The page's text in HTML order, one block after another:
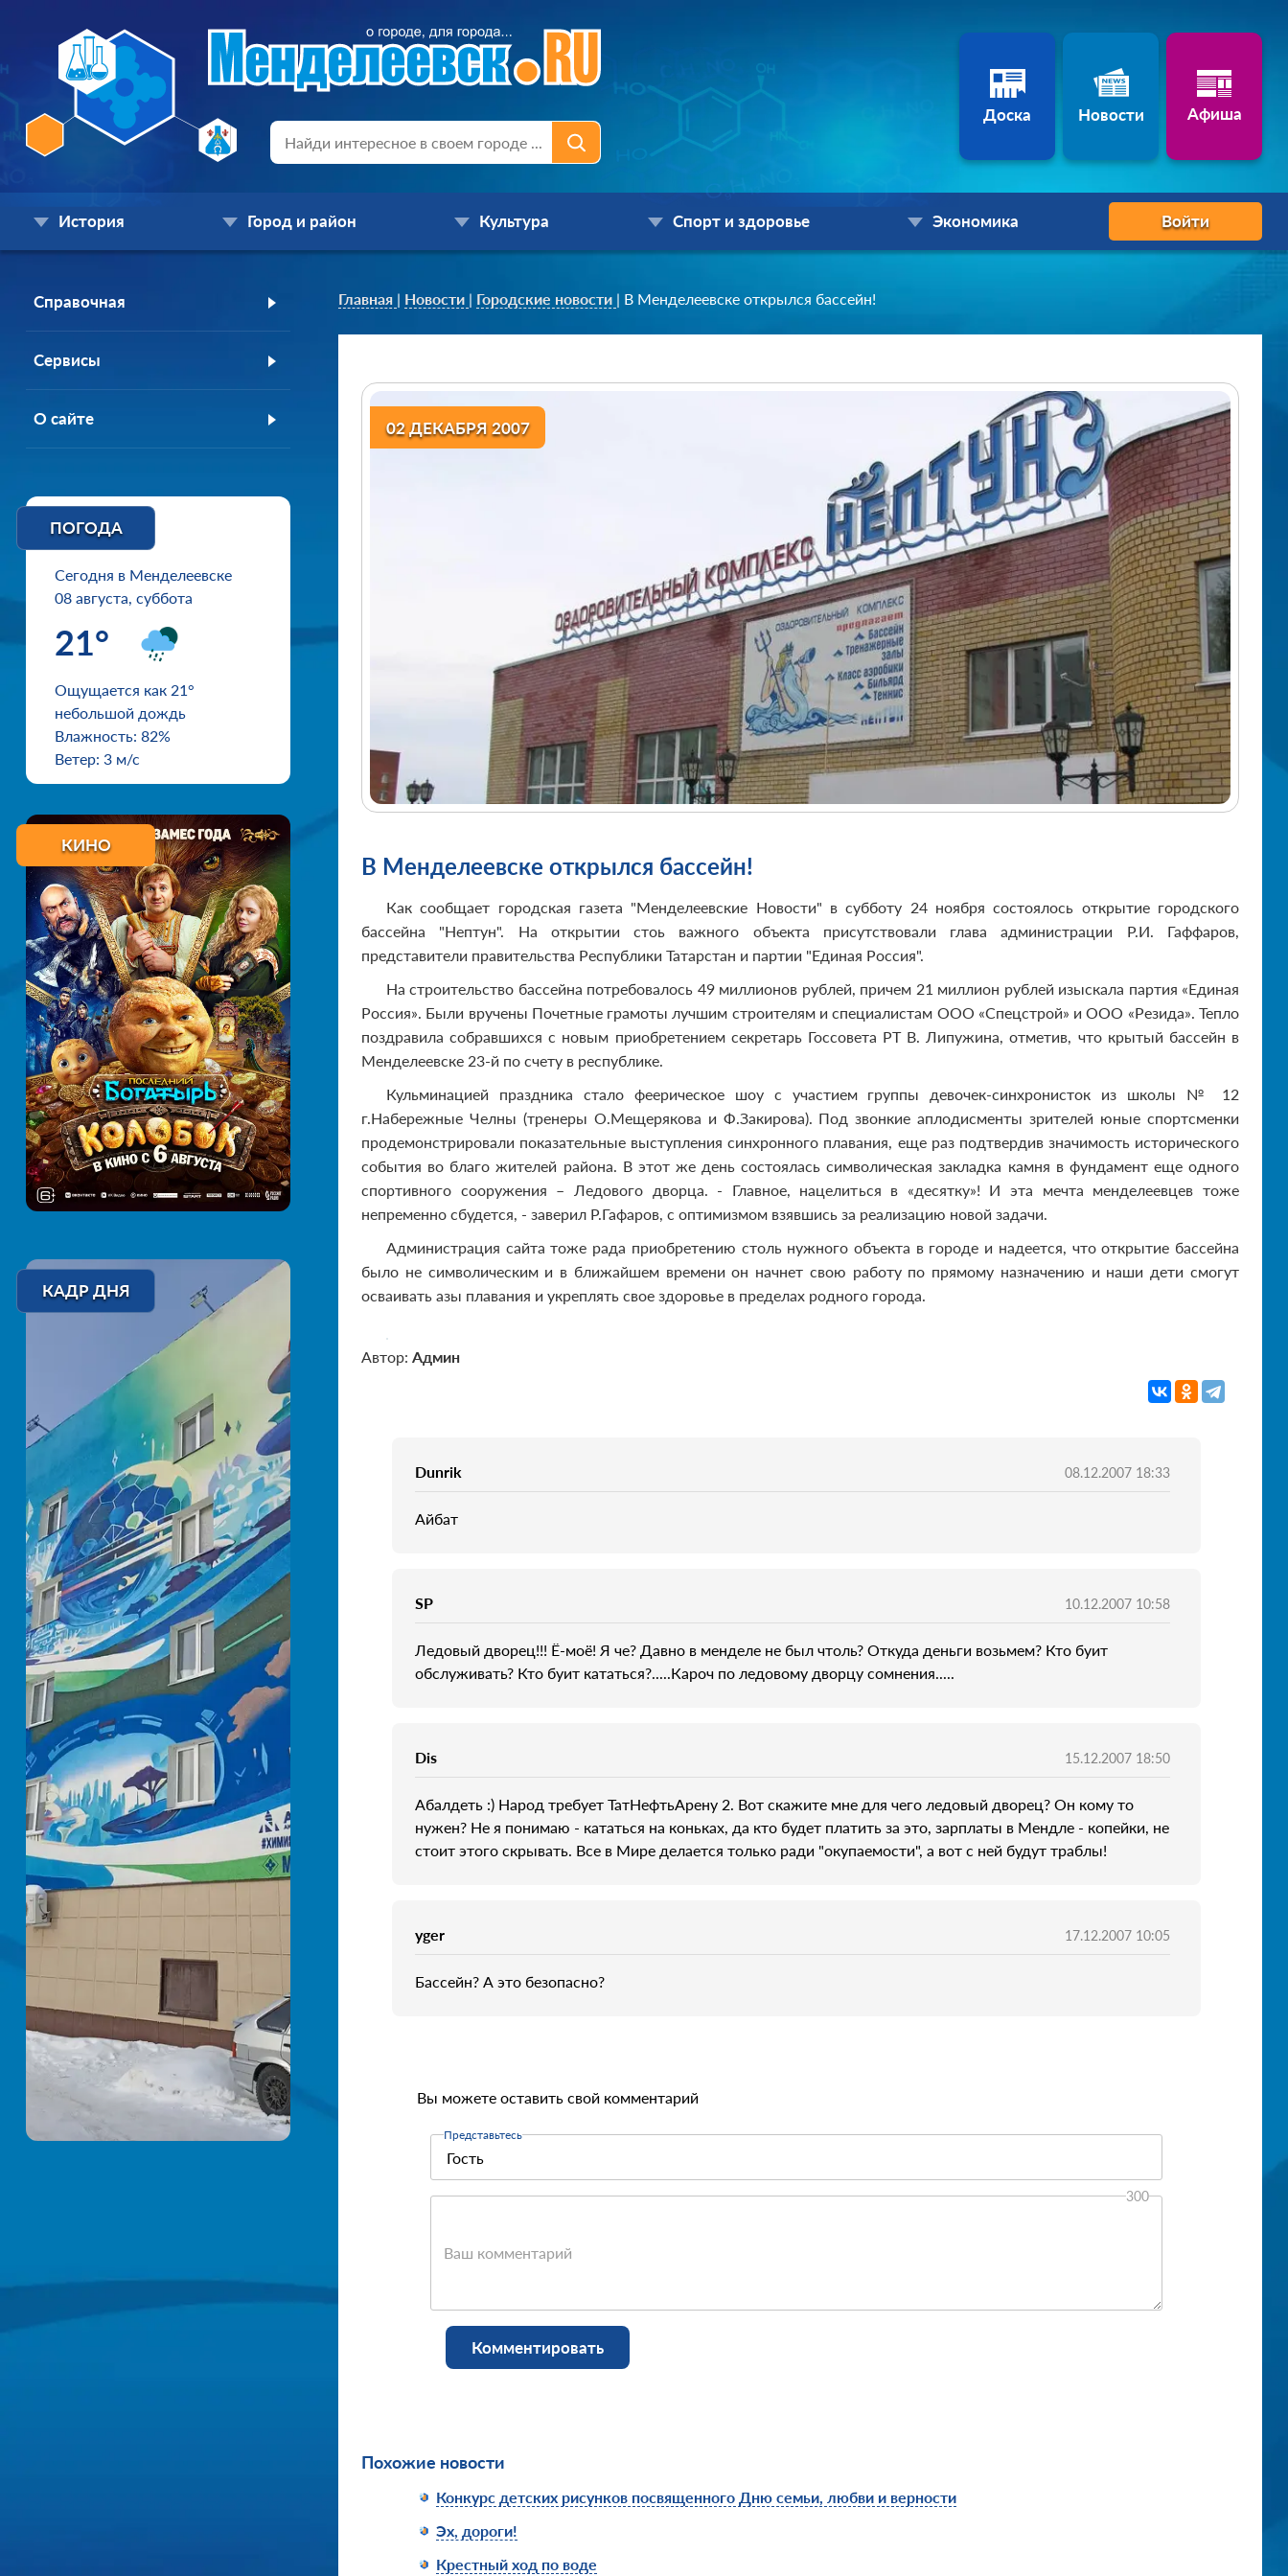
Доска Новости Афиша
История Город и район Культура Спорт и здоровье Экономика Войти
Справочная
Сервисы
О сайте
ПОГОДА
Сегодня в Менделеевске
08 августа, суббота
21°
Ощущается как 21°
небольшой дождь
Влажность: 82%
Ветер: 3 м/с
КИНО
КАДР ДНЯ
Главная | Новости | Городские новости | В Менделеевске открылся бассейн!
02 ДЕКАБРЯ 2007
В Менделеевске открылся бассейн!
Как сообщает городская газета "Менделеевские Новости" в субботу 24 ноября состоялось открытие городского
бассейна "Нептун". На открытии стоь важного объекта присутствовали глава администрации Р.И. Гаффаров,
представители правительства Республики Татарстан и партии "Единая Россия".
На строительство бассейна потребовалось 49 миллионов рублей, причем 21 миллион рублей изыскала партия «Единая
Россия». Были вручены Почетные грамоты лучшим строителям и специалистам ООО «Спецстрой» и ООО «Резида». Тепло
поздравила собравшихся с новым приобретением секретарь Госсовета РТ В. Липужина, отметив, что крытый бассейн в
Менделеевске 23-й по счету в республике.
Кульминацией праздника стало феерическое шоу с участием группы девочек-синхронисток из школы № 12
г.Набережные Челны (тренеры О.Мещерякова и Ф.Закирова). Под звонкие аплодисменты зрителей юные спортсменки
продемонстрировали показательные выступления синхронного плавания, еще раз подтвердив значимость исторического
события во благо жителей района. В этот же день состоялась символическая закладка камня в фундамент еще одного
спортивного сооружения – Ледового дворца. - Главное, нацелиться в «десятку»! И эта мечта менделеевцев тоже
непременно сбудется, - заверил Р.Гафаров, с оптимизмом взявшись за реализацию новой задачи.
Администрация сайта тоже рада приобретению столь нужного объекта в городе и надеется, что открытие бассейна
было не символическим и в ближайшем времени он начнет свою работу по прямому назначению и наши дети смогут
осваивать азы плавания и укреплять свое здоровье в пределах родного города.
Автор: Админ
Dunrik 08.12.2007 18:33
Айбат
SP 10.12.2007 10:58
Ледовый дворец!!! Ё-моё! Я че? Давно в менделе не был чтоль? Откуда деньги возьмем? Кто буит
обслуживать? Кто буит кататься?.....Кароч по ледовому дворцу сомнения.....
Dis 15.12.2007 18:50
Абалдеть :) Народ требует ТатНефтьАрену 2. Вот скажите мне для чего ледовый дворец? Он кому то
нужен? Не я понимаю - кататься на коньках, да кто будет платить за это, зарплаты в Мендле - копейки, не
стоит этого скрывать. Все в Мире делается только ради "окупаемости", а вот с ней будут траблы!
yger 17.12.2007 10:05
Бассейн? А это безопасно?
Вы можете оставить свой комментарий
Представьтесь
Ваш комментарий
300
Комментировать
Похожие новости
Конкурс детских рисунков посвященного Дню семьи, любви и верности
Эх, дороги!
Крестный ход по воде